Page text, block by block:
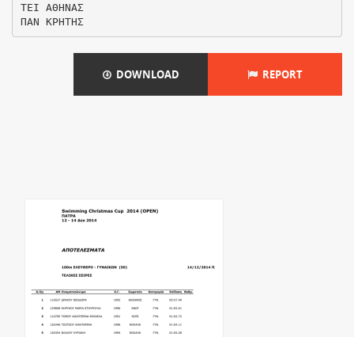
ΤΕΙ ΑΘΗΝΑΣ
ΠΑΝ ΚΡΗΤΗΣ
DOWNLOAD REPORT